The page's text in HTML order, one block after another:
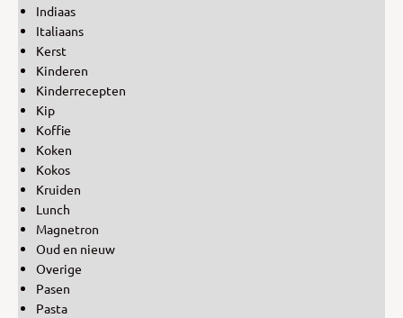
Indiaas
Italiaans
Kerst
Kinderen
Kinderrecepten
Kip
Koffie
Koken
Kokos
Kruiden
Lunch
Magnetron
Oud en nieuw
Overige
Pasen
Pasta